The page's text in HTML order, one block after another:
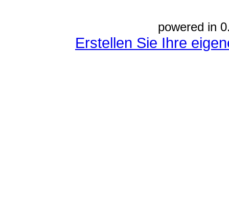
powered in
Erstellen Sie Ihre